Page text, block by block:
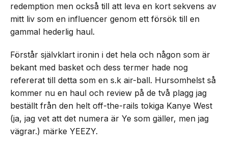
redemption men också till att leva en kort sekvens av
mitt liv som en influencer genom ett försök till en
gammal hederlig haul.
Förstår självklart ironin i det hela och någon som är
bekant med basket och dess termer hade nog
refererat till detta som en s.k air-ball. Hursomhelst så
kommer nu en haul och review på de två plagg jag
beställt från den helt off-the-rails tokiga Kanye West
(ja, jag vet att det numera är Ye som gäller, men jag
vägrar.) märke YEEZY.